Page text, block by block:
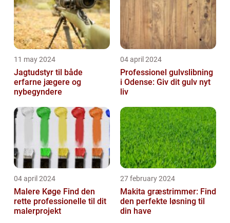
11 may 2024
Jagtudstyr til både
erfarne jægere og
nybegyndere
04 april 2024
Professionel gulvslibning
i Odense: Giv dit gulv nyt
liv
04 april 2024
Malere Køge Find den
rette professionelle til dit
malerprojekt
27 february 2024
Makita græstrimmer: Find
den perfekte løsning til
din have